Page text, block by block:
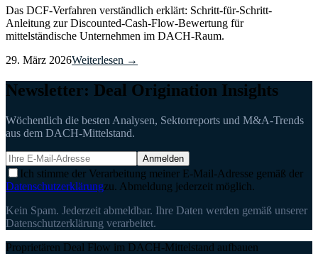
Das DCF-Verfahren verständlich erklärt: Schritt-für-Schritt-
Anleitung zur Discounted-Cash-Flow-Bewertung für
mittelständische Unternehmen im DACH-Raum.
29. März 2026Weiterlesen →
Newsletter: Deal Origination Insights
Wöchentlich die besten Analysen, Sektorreports und M&A-Trends
aus dem DACH-Mittelstand.
Anmelden
Ich stimme der Verarbeitung meiner E-Mail-Adresse gemäß der
Datenschutzerklärungzu. Abmeldung jederzeit möglich.
Kein Spam. Jederzeit abmeldbar. Ihre Daten werden gemäß unserer
Datenschutzerklärung verarbeitet.
Proprietären Deal Flow im DACH-Mittelstand aufbauen